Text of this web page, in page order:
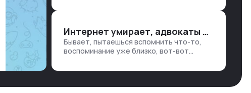
е…
Интернет умирает, адвокаты и судьи в растерянности, а я хочу песню
Бывает, пытаешься вспомнить что-то,
воспоминание уже близко, вот-вот
но… Нет. И так часами. Или днями. А то и